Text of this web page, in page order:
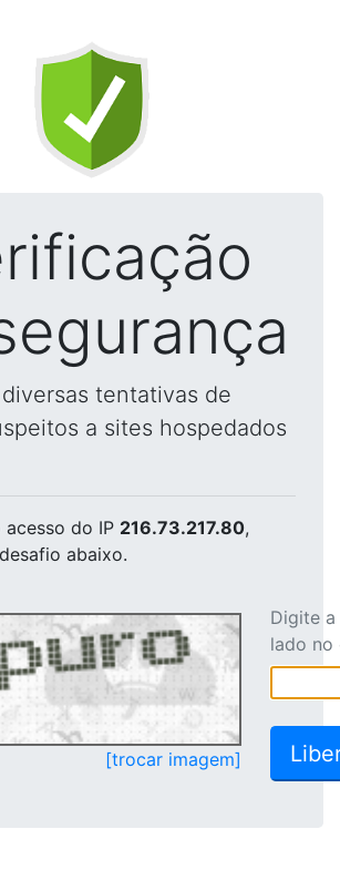
tentativas de
a sites hospedados
acesso do IP 216.73.217.80,
abaixo.
[trocar imagem]
Digite
lado no